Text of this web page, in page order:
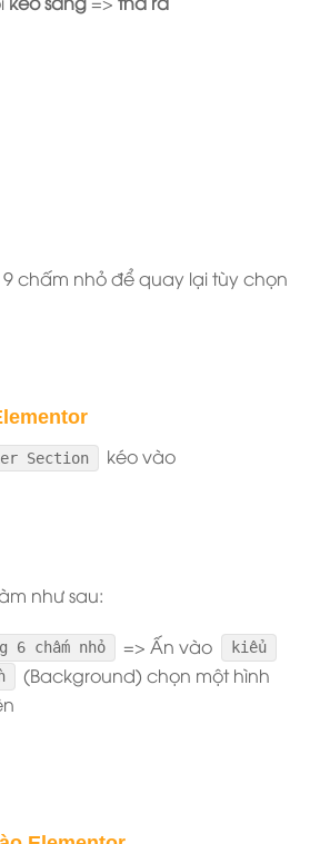
chấm nhỏ để quay lại tùy chọn
Section kéo vào
như sau:
6 chấm nhỏ => Ấn vào kiểu
(Background) chọn một hình